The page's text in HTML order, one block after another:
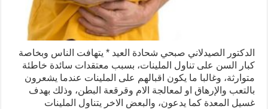
الدكتور الصيدلاني صبحي شحادة العيد * يتهافت الناس وبخاصة
كبار السن على تناول الملينات، بسبب معتقدات سائدة خاطئة
متوارثة، وغالبا ما يكون اقبالهم على الملينات عندما يشعرون
بالتعب والإرهاق او لمعالجة الام وقرقعة البطن، وذلك بهدف
غسيل المعدة كما يدعون، والبعض الاخر يتناول الملينات